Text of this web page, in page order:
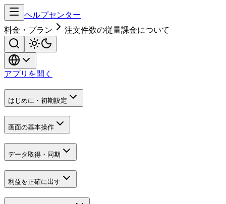
ヘルプセンター
料金・プラン
注文件数の従量課金について
アプリを開く
はじめに・初期設定
画面の基本操作
データ取得・同期
利益を正確に出す